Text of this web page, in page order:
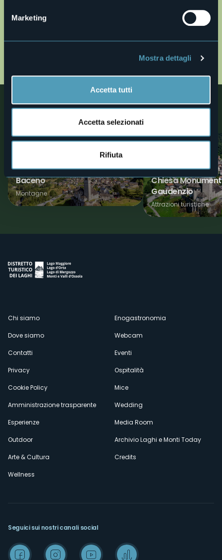
Marketing
Mostra dettagli
Accetta tutti
Accetta selezionati
Rifiuta
Nelle vicinanze
Scoprite luoghi, esperienze e attività nelle vicine località
Baceno
Montagne
Chiesa
Gaudenzio
Attrazioni turistiche
Menù
secondario
Chi siamo
Dove siamo
Contatti
Privacy
Cookie Policy
Amministrazione trasparente
Esperienze
Outdoor
Arte & Cultura
Wellness
Enogastronomia
Webcam
Eventi
Ospitalità
Mice
Wedding
Media Room
Archivio Laghi e Monti Today
Credits
Seguici sui nostri canali social